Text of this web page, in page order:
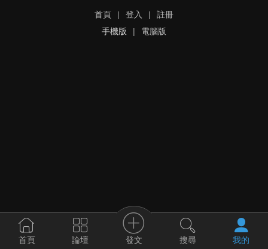
首頁 | 登入 |
註冊
手機版
| 電腦版
首頁 論壇 發文 搜尋 我的